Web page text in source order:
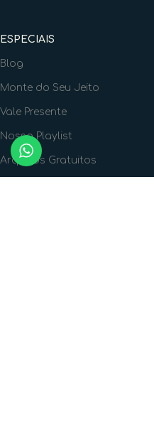
ESPECIAIS
Blog
Monte do Seu Jeito
Vale Presente
Nossa Playlist
Arquivos Gratuitos